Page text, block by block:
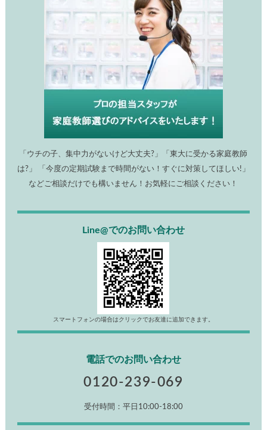
「ウチの子、集中力がないけど大丈夫?」「東大に受かる家庭教師
は?」 「今度の定期試験まで時間がない！すぐに対策してほしい!」
などご相談だけでも構いません！お気軽にご相談ください！
Line@でのお問い合わせ
スマートフォンの場合はクリックでお友達に追加できます。
電話でのお問い合わせ
0120-239-069
受付時間：平日10:00-18:00